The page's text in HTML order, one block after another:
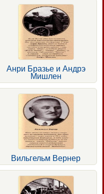
Анри Бразье и Андрэ
Мишлен
Вильгельм Вернер